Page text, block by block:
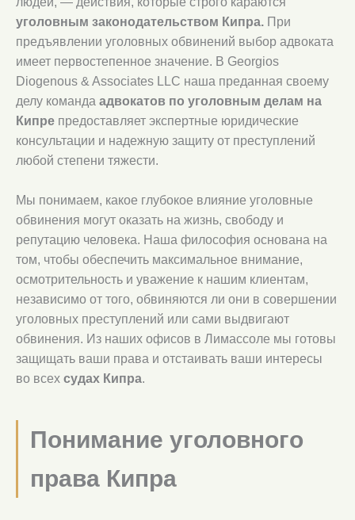
уголовным законодательством Кипра. При
предъявлении уголовных обвинений выбор адвоката
имеет первостепенное значение. В Georgios
Diogenous & Associates LLC наша преданная своему
делу команда адвокатов по уголовным делам на
Кипре предоставляет экспертные юридические
консультации и надежную защиту от преступлений
любой степени тяжести.
Мы понимаем, какое глубокое влияние уголовные
обвинения могут оказать на жизнь, свободу и
репутацию человека. Наша философия основана на
том, чтобы обеспечить максимальное внимание,
осмотрительность и уважение к нашим клиентам,
независимо от того, обвиняются ли они в совершении
уголовных преступлений или сами выдвигают
обвинения. Из наших офисов в Лимассоле мы готовы
защищать ваши права и отстаивать ваши интересы
во всех судах Кипра.
Понимание уголовного
права Кипра